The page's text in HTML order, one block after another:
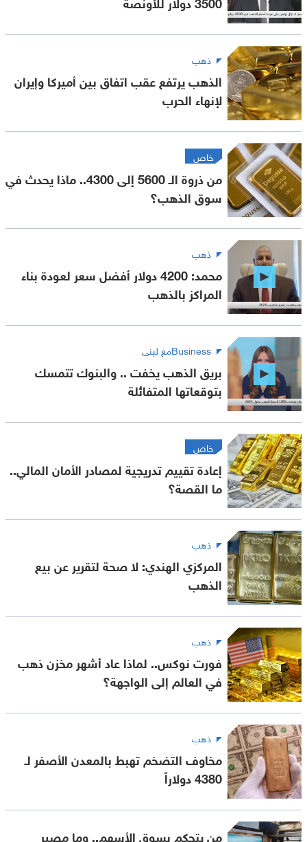
ذهب
الذهب يرتفع عقب اتفاق بين أميركا وإيران
لإنهاء الحرب
خاص
من ذروة الـ 5600 إلى 4300.. ماذا يحدث في
سوق الذهب؟
ذهب
محمد: 4200 دولار أفضل سعر لعودة بناء
المراكز بالذهب
Businessمع لبنى
بريق الذهب يخفت .. والبنوك تتمسك
بتوقعاتها المتفائلة
خاص
إعادة تقييم تدريجية لمصادر الأمان المالي..
ما القصة؟
ذهب
المركزي الهندي: لا صحة لتقرير عن بيع
الذهب
ذهب
فورت نوكس.. لماذا عاد أشهر مخزن ذهب
في العالم إلى الواجهة؟
ذهب
مخاوف التضخم تهبط بالمعدن الأصفر لـ
4380 دولاراً
من يتحكم بسوق الأسهم.. وما مصير